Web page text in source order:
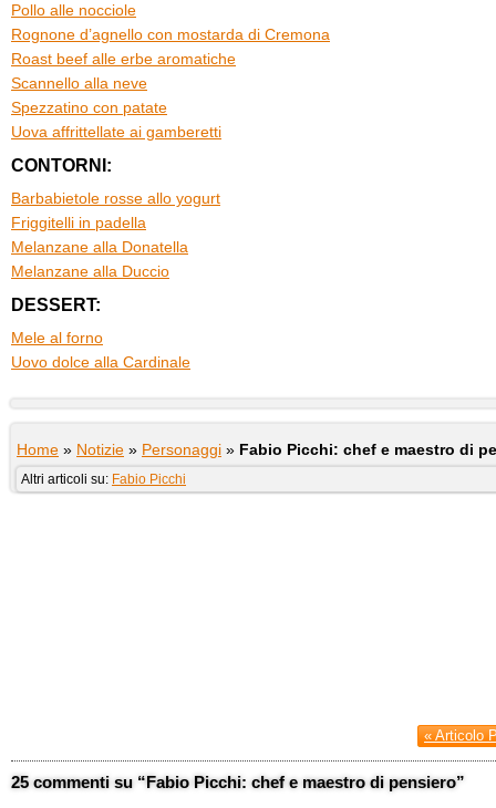
Pollo alle nocciole
Rognone d’agnello con mostarda di Cremona
Roast beef alle erbe aromatiche
Scannello alla neve
Spezzatino con patate
Uova affrittellate ai gamberetti
CONTORNI:
Barbabietole rosse allo yogurt
Friggitelli in padella
Melanzane alla Donatella
Melanzane alla Duccio
DESSERT:
Mele al forno
Uovo dolce alla Cardinale
Home » Notizie » Personaggi » Fabio Picchi: chef e maestro di
Altri articoli su: Fabio Picchi
« Articolo
25 commenti su “Fabio Picchi: chef e maestro di pensiero”